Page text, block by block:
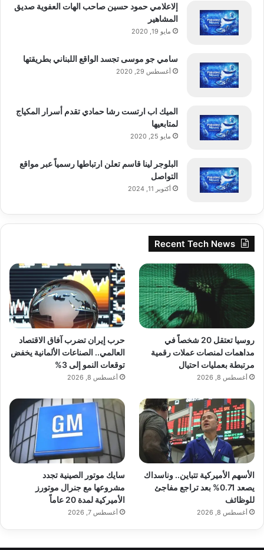
إلاعلامي حمود حسين صاحب الهات العفوية صديق
المشاهير
مايو 19, 2020
سامي جو موسى تجسد الواقع اللبناني بطريقتها
أغسطس 29, 2020
الميك اب ارتست رشا حمادي تقدم أسرار المكياج
لمتابعيها
مايو 25, 2020
البلوجر لينا قاسم تعلن ارتباطها رسمياً عبر مواقع
التواصل
أكتوبر 11, 2024
Recent Tech News
روسيا تعتقل 20 شخصاً في
مداهمات لمنصات عملات رقمية
مرتبطة بعمليات احتيال
أغسطس 8, 2026
حرب إيران تضرب آفاق الاقتصاد
العالمي.. الصناعات الألمانية يخفض
توقعات النمو إلى 3%
أغسطس 8, 2026
الأسهم الأميركية تتباين.. وناسداك
يصعد 0.71% بعد تراجع مفاجئ
للوظائف
أغسطس 8, 2026
سايك موتور الصينية تجدد
مشروعها مع جنرال موتورز
الأميركية لمدة 20 عاماً
أغسطس 7, 2026